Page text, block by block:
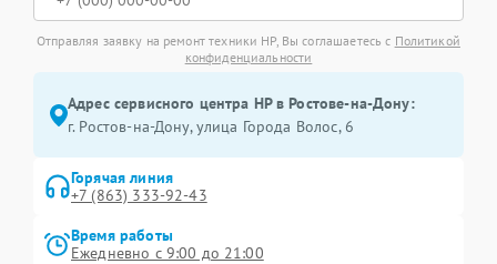
Отправляя заявку на ремонт техники HP, Вы соглашаетесь с Политикой
конфиденциальности
Адрес сервисного центра HP в Ростове-на-Дону:
г. Ростов-на-Дону, улица Города Волос, 6
Горячая линия
+7 (863) 333-92-43
Время работы
Ежедневно с 9:00 до 21:00